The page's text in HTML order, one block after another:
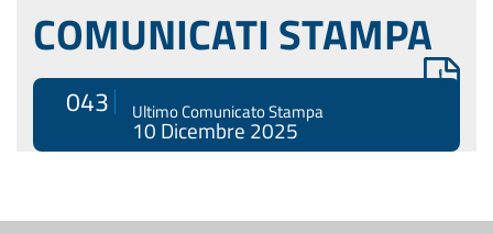
COMUNICATI STAMPA
043 Ultimo Comunicato Stampa
10 Dicembre 2025